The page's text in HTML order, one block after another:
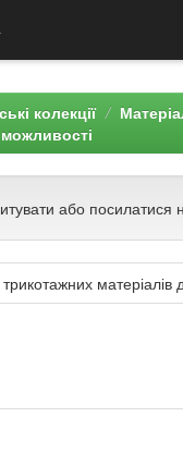
колекції
можливості
або посилатися
трикотажних